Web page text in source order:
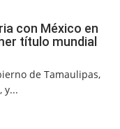
con México en
título mundial
de Tamaulipas,
y...